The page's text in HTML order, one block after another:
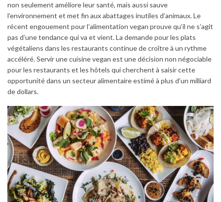
non seulement améliore leur santé, mais aussi sauve
l’environnement et met fin aux abattages inutiles d’animaux. Le
récent engouement pour l’alimentation vegan prouve qu’il ne s’agit
pas d’une tendance qui va et vient. La demande pour les plats
végétaliens dans les restaurants continue de croître à un rythme
accéléré. Servir une cuisine vegan est une décision non négociable
pour les restaurants et les hôtels qui cherchent à saisir cette
opportunité dans un secteur alimentaire estimé à plus d’un milliard
de dollars.